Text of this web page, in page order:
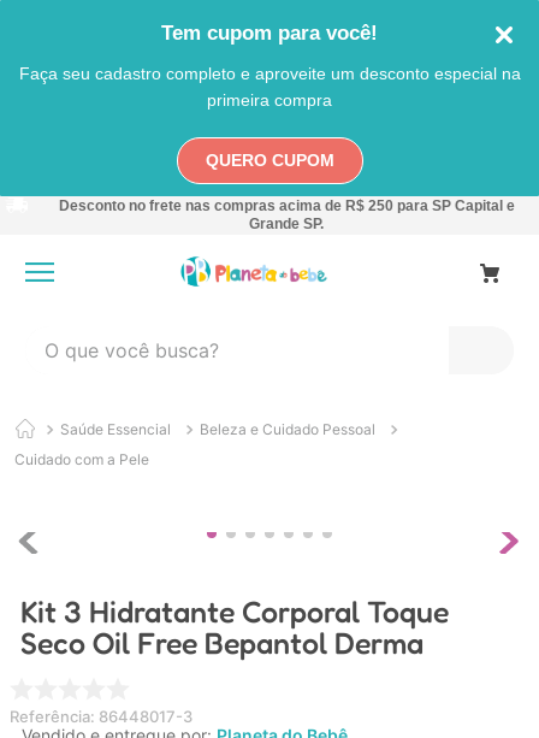
Tem cupom para você!
Faça seu cadastro completo e aproveite um desconto especial na
primeira compra
QUERO CUPOM
Desconto no frete nas compras acima de R$ 250 para SP Capital e
Grande SP.
Saúde Essencial
Beleza e Cuidado Pessoal
Cuidado com a Pele
Kit 3 Hidratante Corporal Toque
Seco Oil Free Bepantol Derma
Referência: 86448017-3
1 º
carro
5
chupeta
6º
nuk
8º
mamadeira